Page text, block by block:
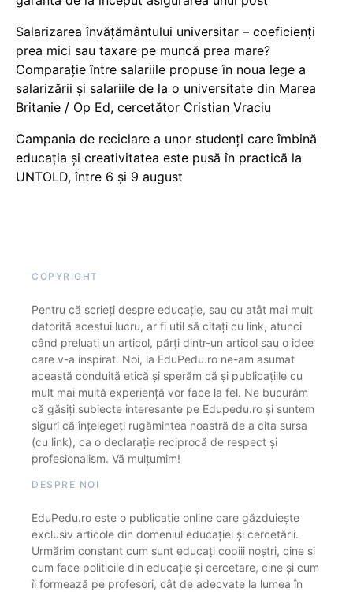
Salarizarea învățământului universitar – coeficienți
prea mici sau taxare pe muncă prea mare?
Comparație între salariile propuse în noua lege a
salarizării și salariile de la o universitate din Marea
Britanie / Op Ed, cercetător Cristian Vraciu
Campania de reciclare a unor studenți care îmbină
educația și creativitatea este pusă în practică la
UNTOLD, între 6 și 9 august
COPYRIGHT
Pentru că scrieți despre educație, sau cu atât mai mult
datorită acestui lucru, ar fi util să citați cu link, atunci
când preluați un articol, părți dintr-un articol sau o idee
care v-a inspirat. Noi, la EduPedu.ro ne-am asumat
această conduită etică și sperăm că și publicațiile cu
mult mai multă experiență vor face la fel. Ne bucurăm
că găsiți subiecte interesante pe Edupedu.ro și suntem
siguri că înțelegeți rugămintea noastră de a cita sursa
(cu link), ca o declarație reciprocă de respect și
profesionalism. Vă mulțumim!
DESPRE NOI
EduPedu.ro este o publicație online care găzduiește
exclusiv articole din domeniul educației și cercetării.
Urmărim constant cum sunt educați copiii noștri, cine și
cum face politicile din educație și cercetare, cine și cum
îi formează pe profesori, cât de adecvate la lumea în